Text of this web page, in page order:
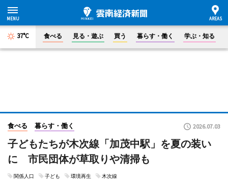
37°C 食べる 見る・遊ぶ 買う 暮らす・働く 学ぶ・知る
食べる 暮らす・働く 2026.07.03
子どもたちが木次線「加茂中駅」を夏の装い
に 市民団体が草取りや清掃も
関係人口 子ども 環境再生 木次線